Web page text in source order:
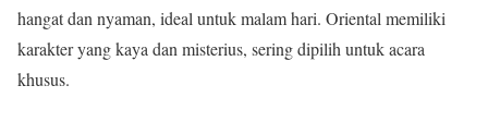
hangat dan nyaman, ideal untuk malam hari. Oriental memiliki
karakter yang kaya dan misterius, sering dipilih untuk acara
khusus.